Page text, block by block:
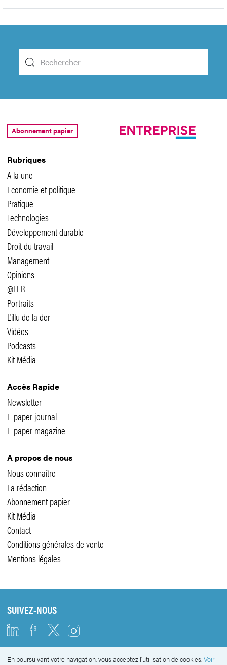
Rubriques
A la une
Economie et politique
Pratique
Technologies
Développement durable
Droit du travail
Management
Opinions
@FER
Portraits
L'illu de la der
Vidéos
Podcasts
Kit Média
Accès Rapide
Newsletter
E-paper journal
E-paper magazine
A propos de nous
Nous connaître
La rédaction
Abonnement papier
Kit Média
Contact
Conditions générales de vente
Mentions légales
Abonnement papier
SUIVEZ-NOUS
En poursuivant votre navigation, vous acceptez l'utilisation de cookies.Voir